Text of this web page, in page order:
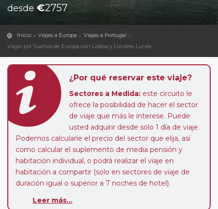
desde€2757
Inicio Viajes a Europa
Viajes a Portugal
Viajar por Sueños de Europa con Lisboa y Londres Lunes
¿Por qué reservar este viaje?
Sectores a Medida: este circuito le
ofrece la posibilidad de hacer el sector
de viaje que más le interese. Puede
usted adquirir desde solo 1 día de viaje.
Podemos calcularle el precio del sector que elija, así
como calcular el suplemento de media pensión y
habitación individual, o podrá realizar el viaje en
habitación a compartir (solo en sectores de viaje de
duración igual o superior a 7 noches de hotel).
de que usted pueda programar una o más paradas en
Leer más...